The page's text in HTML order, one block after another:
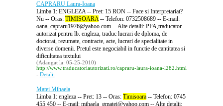
CAPRARU Laura-Ioana
Limba 1: ENGLEZA -- Pret: 15 RON -- Face si Interpretariat?
Nu -- Oras: TIMISOARA-- Telefon: 0732508689 -- E-mail:
oana_capraru1976@yahoo.com -- Alte detalii: PFA,traducator
autorizat pentru lb. engleza, traduc lucrari de dploma, de
doctorat, rezumate, contracte, acte, lucrari de specialitate in
diverse domenii. Pretul este negociabil in functie de cantitatea si
dificultatea textului
(Adaugat la: 05-25-2010)
http://www.traducatoriautorizati.ro/capraru-laura-ioana-l282.html
- Detalii
Matei Mihaela
Limba 1: engleza -- Pret: 13 -- Oras: Timisoara-- Telefon: 0745
455 450 -- E-mail: mihaela_gmatei@yahoo.com -- Alte detalii: